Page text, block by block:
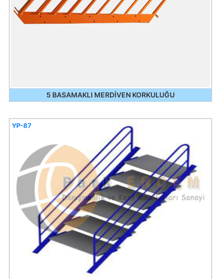
5 BASAMAKLI MERDİVEN KORKULUĞU
YP-87